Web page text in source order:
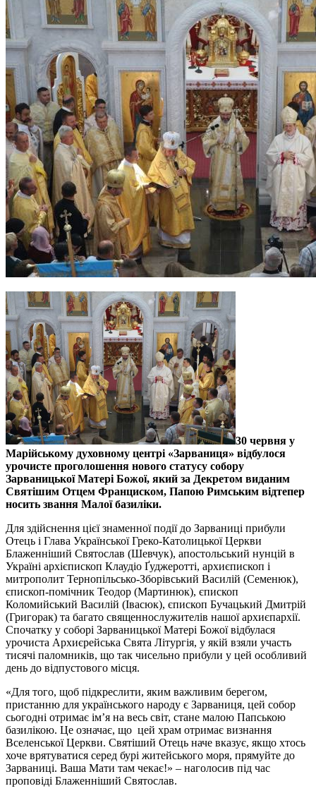
30 червня у
Марійському духовному центрі «Зарваниця» відбулося
урочисте проголошення нового статусу собору
Зарваницької Матері Божої, який за Декретом виданим
Святішим Отцем Франциском, Папою Римським відтепер
носить звання Малої базиліки.
Для здійснення цієї знаменної події до Зарваниці прибули
Отець і Глава Української Греко-Католицької Церкви
Блаженніший Святослав (Шевчук), апостольський нунцій в
Україні архієпископ Клаудіо Ґуджеротті, архиєпископ і
митрополит Тернопільсько-Зборівський Василій (Семенюк),
єпископ-помічник Теодор (Мартинюк), єпископ
Коломийський Василій (Івасюк), єпископ Бучацький Дмитрій
(Григорак) та багато священнослужителів нашої архиєпархії.
Спочатку у соборі Зарваницької Матері Божої відбулася
урочиста Архиєрейська Свята Літургія, у якій взяли участь
тисячі паломників, що так чисельно прибули у цей особливий
день до відпустового місця.
«Для того, щоб підкреслити, яким важливим берегом,
пристанню для українського народу є Зарваниця, цей собор
сьогодні отримає ім’я на весь світ, стане малою Папською
базилікою. Це означає, що цей храм отримає визнання
Вселенської Церкви. Святіший Отець наче вказує, якщо хтось
хоче врятуватися серед бурі житейського моря, прямуйте до
Зарваниці. Ваша Мати там чекає!» – наголосив під час
проповіді Блаженніший Святослав.